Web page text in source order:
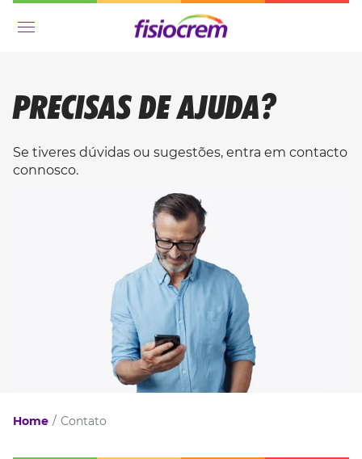
Menu
PRECISAS DE AJUDA?
Se tiveres dúvidas ou sugestões, entra em contacto
connosco.
Home Contato